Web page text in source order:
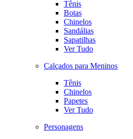
Tênis
Botas
Chinelos
Sandálias
Sapatilhas
Ver Tudo
Calçados para Meninos
Tênis
Chinelos
Papetes
Ver Tudo
Personagens